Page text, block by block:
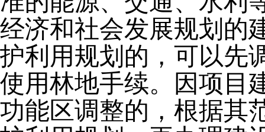
经济和社会发展规划的
护利用规划的，可以先
使用林地手续。因项目
功能区调整的，根据其